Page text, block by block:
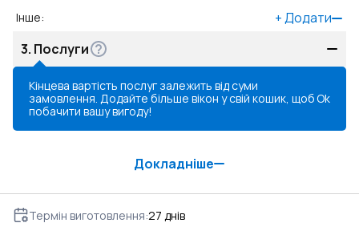
Інше: +Додати
3. Послуги
Кінцева вартість послуг залежить від суми
замовлення. Додайте більше вікон у свій кошик, щоб
побачити вашу вигоду!
Ok
Докладніше
Термін виготовлення:27 днів